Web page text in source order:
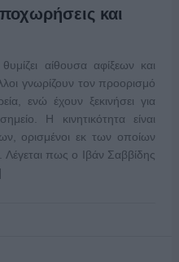
και
αίθουσα αφίξεων και
γνωρίζουν τον προορισμό
ενώ έχουν ξεκινήσει για
Η κινητικότητα είναι
ορισμένοι εκ των οποίων
Λέγεται πως ο Ιβάν Σαββίδης